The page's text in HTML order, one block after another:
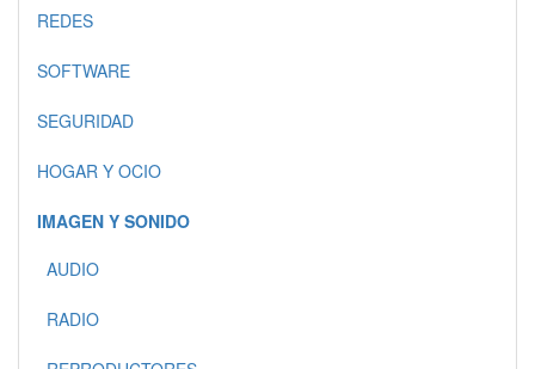
REDES
SOFTWARE
SEGURIDAD
HOGAR Y OCIO
IMAGEN Y SONIDO
AUDIO
RADIO